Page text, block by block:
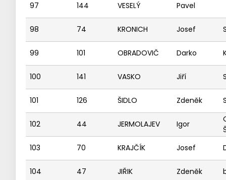
97 144 VESELÝ Pavel
98 74 KRONICH Josef
99 101 OBRADOVIČ Darko
100 141 VASKO Jiří
101 126 ŠIDLO Zdeněk
102 44 JERMOLAJEV Igor
103
70 KRAJČÍK Josef
104 47 JIŘIK Zdeněk